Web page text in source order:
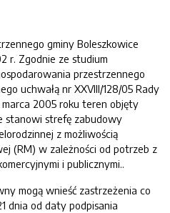
gminy Boleszkowice
r. Zgodnie ze studium
przestrzennego
uchwałą nr XXVIII/128/05 Rady
2005 roku teren objęty
stanowi strefę zabudowy
z możliwością
(RM) w zależności od potrzeb z
i publicznymi..
mogą wnieść zastrzeżenia co
dnia od daty podpisania